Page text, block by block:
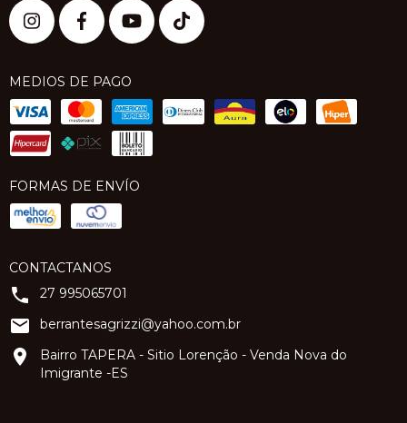
MEDIOS DE PAGO
FORMAS DE ENVÍO
CONTACTANOS
27 995065701
berrantesagrizzi@yahoo.com.br
Bairro TAPERA - Sitio Lorenção - Venda Nova do
Imigrante -ES